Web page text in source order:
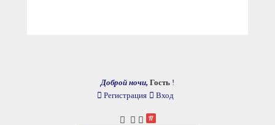
Доброй ночи, Гость !
Регистрация
Вход